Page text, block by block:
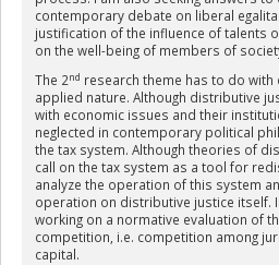
contemporary debate on liberal
justification of the influence of talents
on the well-being of members of
The 2nd research theme has to do
applied nature. Although distributive
with economic issues and their
neglected in contemporary political
the tax system. Although theories of
call on the tax system as a tool for
analyze the operation of this system
operation on distributive justice itself.
working on a normative evaluation of
competition, i.e. competition among
capital.